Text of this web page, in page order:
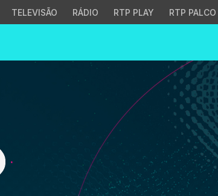
TELEVISÃO RÁDIO RTP PLAY RTP PALCO